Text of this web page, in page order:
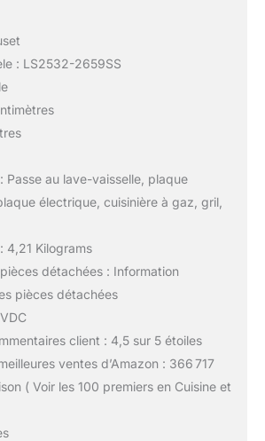
: LS2532-2659SS
Passe au lave-vaisselle, plaque
électrique, cuisinière à gaz, gril,
4,21 Kilograms
détachées : Information
pièces détachées
client : 4,5 sur 5 étoiles
ventes d’Amazon : 366 717
( Voir les 100 premiers en Cuisine et